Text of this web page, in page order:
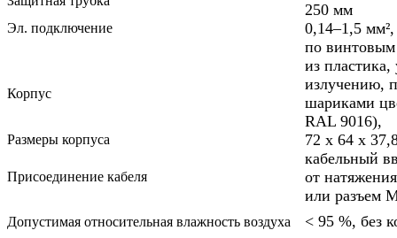
250 мм
Эл. подключение
0,14–1,5 мм²,
по
Корпус
из
излучению,
шариками
RAL 9016),
Размеры корпуса 72 x 64 x
Присоединение кабеля
кабельный
от
или разъем
Допустимая относительная влажность воздуха < 95 %, без